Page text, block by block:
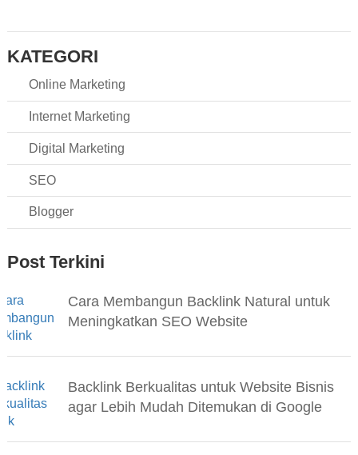
KATEGORI
Online Marketing
Internet Marketing
Digital Marketing
SEO
Blogger
Post Terkini
Cara Membangun Backlink Natural untuk
Meningkatkan SEO Website
Backlink Berkualitas untuk Website Bisnis
agar Lebih Mudah Ditemukan di Google